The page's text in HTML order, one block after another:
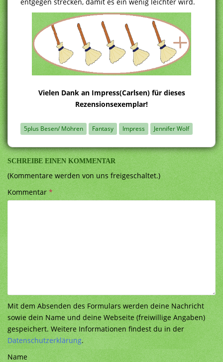
Vielen Dank an Impress(Carlsen) für dieses
Rezensionsexemplar!
5plus Besen/ Möhren Fantasy Impress Jennifer Wolf
SCHREIBE EINEN KOMMENTAR
(Kommentare werden von uns freigeschaltet.)
Kommentar*
Mit dem Absenden des Formulars werden deine Nachricht
sowie dein Name und deine Webseite (freiwillige Angaben)
gespeichert. Weitere Informationen findest du in der
Datenschutzerklärung.
Name